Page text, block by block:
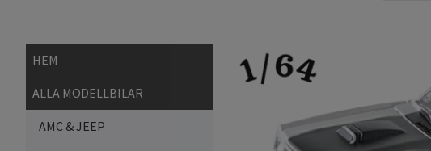
HEM
ALLA MODELLBILAR
AMC & JEEP